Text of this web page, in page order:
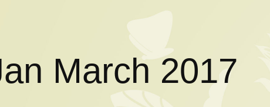
March 2017